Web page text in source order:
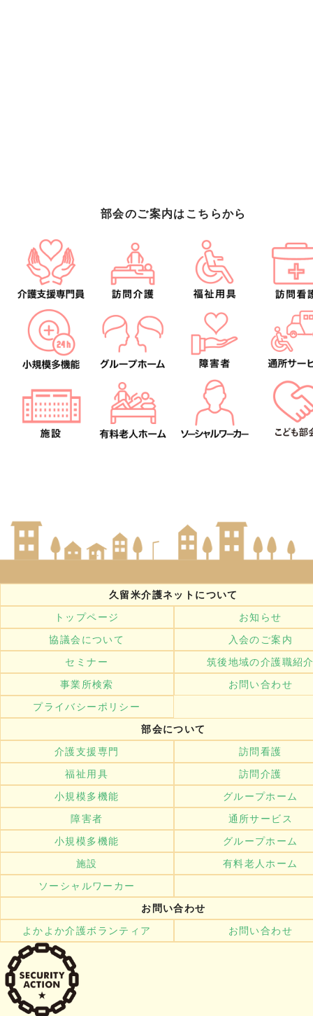
部会のご案内はこちらから
久留米介護ネットについて
トップページ
お知らせ
協議会について
入会のご案内
セミナー
筑後地域の介護職紹
事業所検索
お問い合わせ
プライバシーポリシー
部会について
介護支援専門
訪問看護
福祉用具
訪問介護
小規模多機能
グループホーム
障害者
通所サービス
小規模多機能
グループホーム
施設
有料老人ホーム
ソーシャルワーカー
お問い合わせ
よかよか介護ボランティア
お問い合わせ